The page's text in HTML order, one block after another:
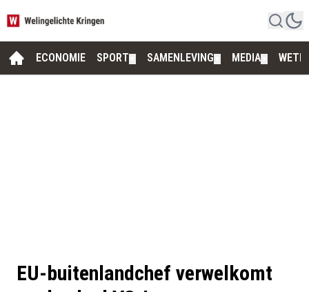
ECONOMIE SPORT SAMENLEVING MEDIA
EU-buitenlandchef verwelkomt